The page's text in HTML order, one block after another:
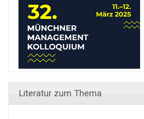
Literatur zum Thema